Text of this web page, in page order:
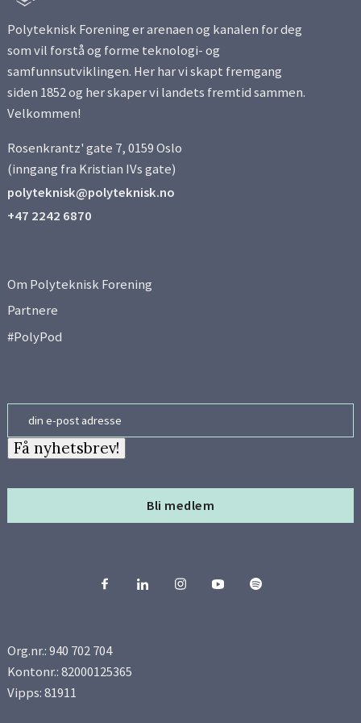
Side 12
Side 13
Side 15
Side 23
Polyteknisk Forening er arenaen og kanalen for deg
som vil forstå og forme teknologi- og
samfunnsutviklingen. Her har vi skapt fremgang
siden 1852 og her skaper vi landets fremtid sammen.
Velkommen!
Rosenkrantz' gate 7, 0159 Oslo
(inngang fra Kristian IVs gate)
polyteknisk@polyteknisk.no
+47 2242 6870
Om Polyteknisk Forening
Partnere
#PolyPod
Bli medlem
Få nyhetsbrev!
Org.nr.: 940 702 704
Kontonr.: 82000125365
Vipps: 81911